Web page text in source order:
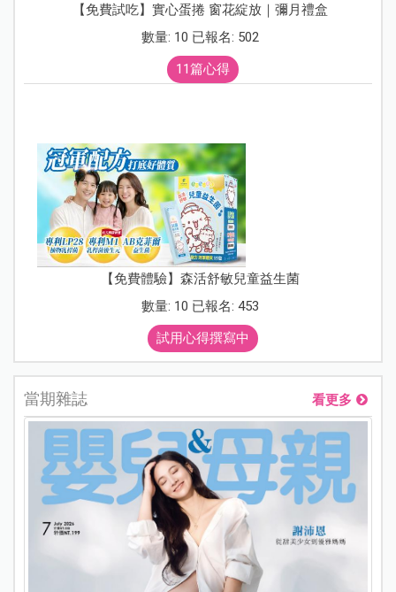
【免費試吃】實心蛋捲 窗花綻放｜彌月禮盒
數量: 10 已報名: 502
11篇心得
【免費體驗】森活舒敏兒童益生菌
數量: 10 已報名: 453
試用心得撰寫中
當期雜誌 看更多